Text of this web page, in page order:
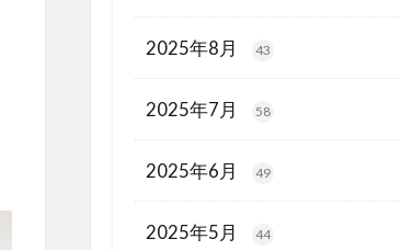
2025年8月 43
2025年7月 58
2025年6月 49
2025年5月 44